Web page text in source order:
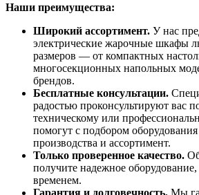
Наши преимущества:
Широкий ассортимент. У нас
электрические жарочные шкафы
размеров — от компактных
многосекционных напольных
брендов.
Бесплатные консультации.
радостью проконсультируют вас
техническому или
помогут с подбором
производства и ассортимент.
Только проверенное качество.
получите надежное
временем.
Гарантия и долговечность. Мы